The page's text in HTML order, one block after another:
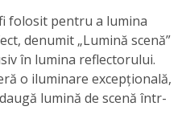
folosit pentru a lumina
denumit „Lumină scenă”
în lumina reflectorului.
o iluminare excepțională,
lumină de scenă într-